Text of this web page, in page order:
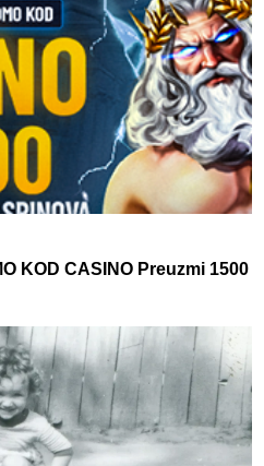
KOD CASINO Preuzmi 1500